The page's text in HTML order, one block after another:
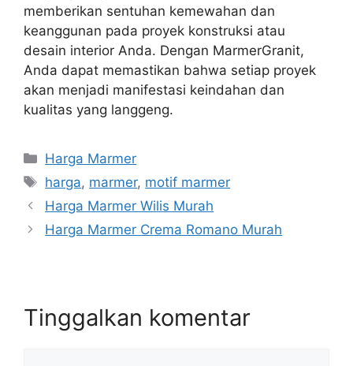
memberikan sentuhan kemewahan dan
keanggunan pada proyek konstruksi atau
desain interior Anda. Dengan MarmerGranit,
Anda dapat memastikan bahwa setiap proyek
akan menjadi manifestasi keindahan dan
kualitas yang langgeng.
Kategori
Harga Marmer
Tag
harga, marmer, motif marmer
Harga Marmer Wilis Murah
Harga Marmer Crema Romano Murah
Tinggalkan komentar